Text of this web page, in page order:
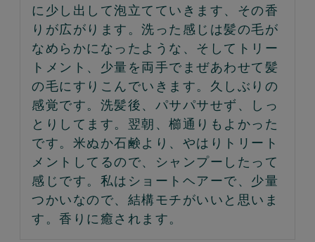
に少し出して泡立てていきます、その香
りが広がります。洗った感じは髪の毛が
なめらかになったような、そしてトリー
トメント、少量を両手でまぜあわせて髪
の毛にすりこんでいきます。久しぶりの
感覚です。洗髪後、パサパサせず、しっ
とりしてます。翌朝、櫛通りもよかった
です。米ぬか石鹸より、やはりトリート
メントしてるので、シャンプーしたって
感じです。私はショートヘアーで、少量
つかいなので、結構モチがいいと思いま
す。香りに癒されます。